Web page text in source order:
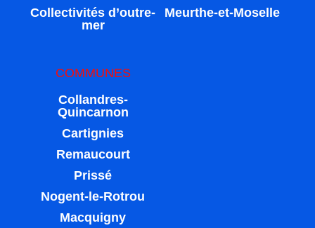
Collectivités d’outre-
mer
Meurthe-et-Moselle
COMMUNES
Collandres-
Quincarnon
Cartignies
Remaucourt
Prissé
Nogent-le-Rotrou
Macquigny